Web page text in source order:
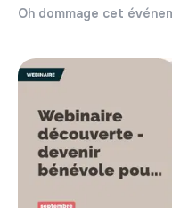
Oh dommage cet